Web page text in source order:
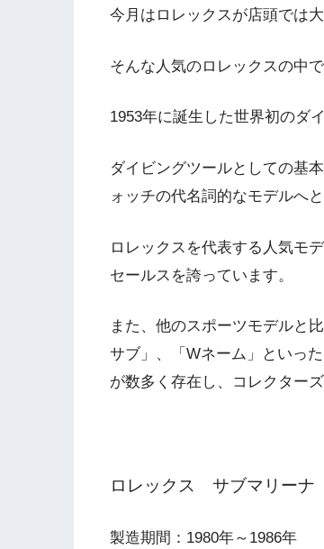
今月はロレックスが店頭では
そんな人気のロレックスの中
1953年に誕生した世界初のダ
ダイビングツールとしての基
ォッチの代名詞的なモデルへ
ロレックスを代表する人気モ
セールスを誇っています。
また、他のスポーツモデルと
サブ」、「Wネーム」といっ
が数多く存在し、コレクター
ロレックス サブマリー
製造期間：1980年～1986年